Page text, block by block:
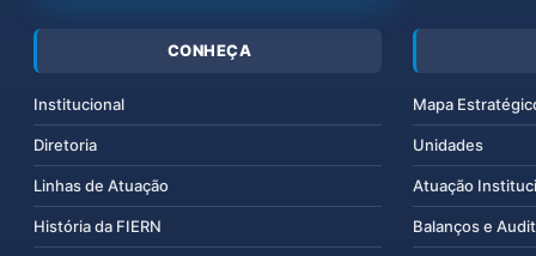
CONHEÇA
Institucional
Diretoria
Linhas de Atuação
História da FIERN
Mapa
Unidades
Atuação
Balanços e